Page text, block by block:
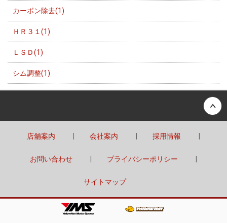
カーボン除去(1)
ＨＲ３１(1)
ＬＳＤ(1)
シム調整(1)
店舗案内 会社案内 採用情報
お問い合わせ プライバシーポリシー
サイトマップ